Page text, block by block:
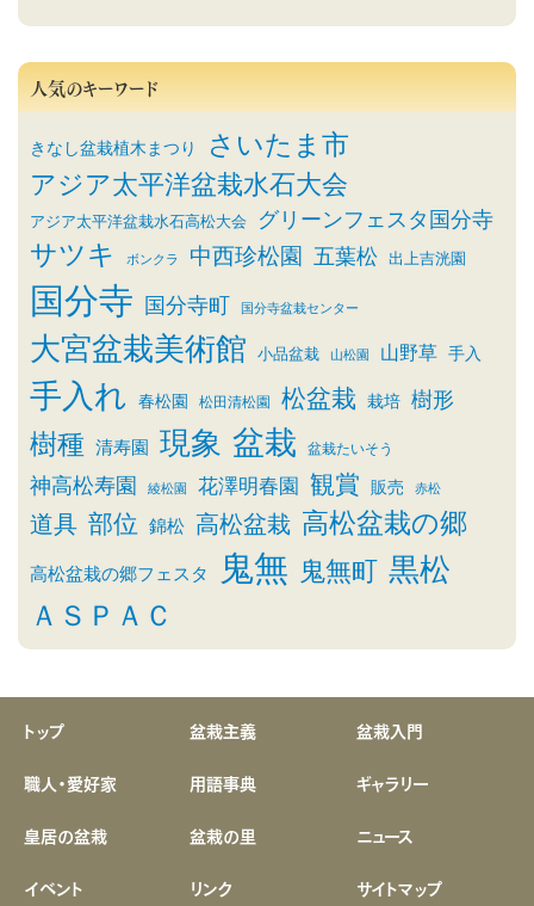
人気のキーワード
きなし盆栽植木まつり さいたま市
アジア太平洋盆栽水石大会
アジア太平洋盆栽水石高松大会 グリーンフェスタ国分寺
サツキ ボンクラ 中西珍松園 五葉松 出上吉洸園
国分寺 国分寺町 国分寺盆栽センター
大宮盆栽美術館 小品盆栽 山松園 山野草 手入
手入れ 春松園 松田清松園 松盆栽 栽培 樹形
樹種 清寿園 現象 盆栽 盆栽たいそう
神高松寿園 綾松園 花澤明春園 観賞 販売 赤松
道具 部位 錦松 高松盆栽 高松盆栽の郷
高松盆栽の郷フェスタ 鬼無 鬼無町 黒松
ＡＳＰＡＣ
トップ 盆栽主義
盆栽入門
職人・愛好家
用語事典
ギャラリー
皇居の盆栽
盆栽の里
ニュース
イベント
リンク サイトマップ